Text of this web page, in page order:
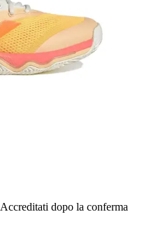
Accreditati dopo la conferma